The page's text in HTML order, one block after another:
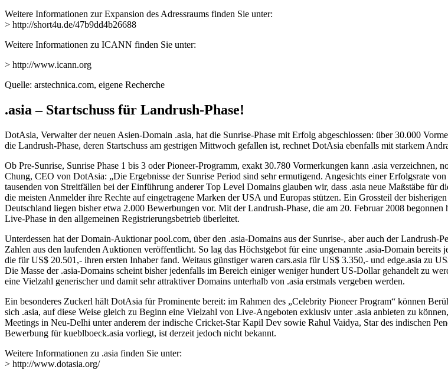
Weitere Informationen zur Expansion des Adressraums finden Sie unter:
> http://short4u.de/47b9dd4b26688
Weitere Informationen zu ICANN finden Sie unter:
> http://www.icann.org
Quelle: arstechnica.com, eigene Recherche
.asia – Startschuss für Landrush-Phase!
DotAsia, Verwalter der neuen Asien-Domain .asia, hat die Sunrise-Phase mit Erfolg abgeschlossen: über 30.000
die Landrush-Phase, deren Startschuss am gestrigen Mittwoch gefallen ist, rechnet DotAsia ebenfalls mit starkem
Ob Pre-Sunrise, Sunrise Phase 1 bis 3 oder Pioneer-Programm, exakt 30.780 Vormerkungen kann .asia verzeichnen,
Chung, CEO von DotAsia: „Die Ergebnisse der Sunrise Period sind sehr ermutigend. Angesichts einer Erfolgsrate
tausenden von Streitfällen bei der Einführung anderer Top Level Domains glauben wir, dass .asia neue Maßstäbe für
die meisten Anmelder ihre Rechte auf eingetragene Marken der USA und Europas stützen. Ein Grossteil der
Deutschland liegen bisher etwa 2.000 Bewerbungen vor. Mit der Landrush-Phase, die am 20. Februar 2008
Live-Phase in den allgemeinen Registrierungsbetrieb überleitet.
Unterdessen hat der Domain-Auktionar pool.com, über den .asia-Domains aus der Sunrise-, aber auch der
Zahlen aus den laufenden Auktionen veröffentlicht. So lag das Höchstgebot für eine ungenannte .asia-Domain
die für US$ 20.501,- ihren ersten Inhaber fand. Weitaus günstiger waren cars.asia für US$ 3.350,- und edge.asia zu
Die Masse der .asia-Domains scheint bisher jedenfalls im Bereich einiger weniger hundert US-Dollar gehandelt zu
eine Vielzahl generischer und damit sehr attraktiver Domains unterhalb von .asia erstmals vergeben werden.
Ein besonderes Zuckerl hält DotAsia für Prominente bereit: im Rahmen des „Celebrity Pioneer Program“ können
sich .asia, auf diese Weise gleich zu Beginn eine Vielzahl von Live-Angeboten exklusiv unter .asia anbieten zu
Meetings in Neu-Delhi unter anderem der indische Cricket-Star Kapil Dev sowie Rahul Vaidya, Star des indischen
Bewerbung für kueblboeck.asia vorliegt, ist derzeit jedoch nicht bekannt.
Weitere Informationen zu .asia finden Sie unter:
> http://www.dotasia.org/